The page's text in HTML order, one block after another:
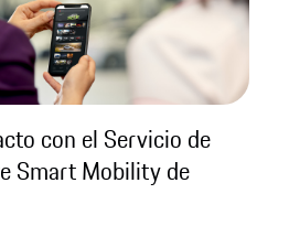
con el Servicio de
Smart Mobility de